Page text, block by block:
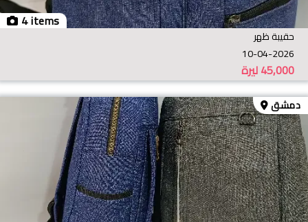
4 items
حقيبة ظهر
10-04-2026
ليرة45,000
دمشق